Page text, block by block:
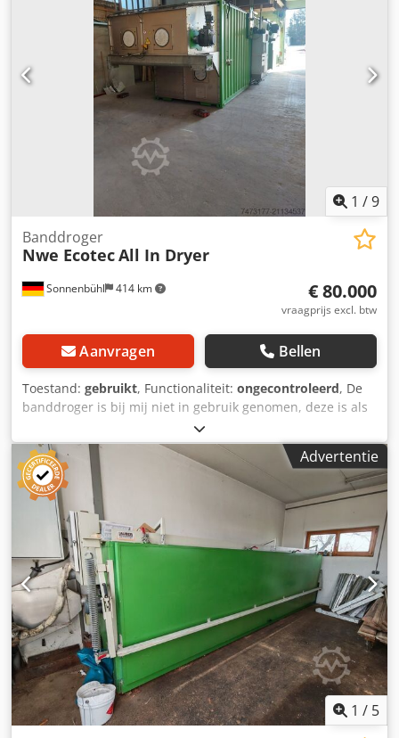
van de hoogte van de werkstukken: 0 mm - 80 mm,
werkhoogte: 950 mm, indeling van de deuren: verticaal,
aantal deuren: 16, aantal rekken: 66, aantal verdiepingen:
4, toegankelijkheid: alle zijden, aantal
verwarmingsregisters: 3. Afmetingen van de machine
(X/Y/Z): ca. 5350 mm / 7550 mm / 6550 mm, afmetingen van
de schakelkast (X/Y/Z): 2500 mm / 500 mm / 2000 mm.
Documentatie is aanwezig. Een bezichtiging ter plaatse is
mogelijk. Dcedjzqu Hkopfx Ah Ssk
1 /9
Sonnenbühl 414 km
Banddroger
Nwe EcotecAll In Dryer
€ 80.000
vraagprijs excl. btw
Aanvragen Bellen
Toestand: gebruikt, Functionaliteit: ongecontroleerd, De
banddroger is bij mij niet in gebruik genomen, deze is als
gebruikt gekocht. Wordt als gebruikt verkocht, zonder
garantie of aansprakelijkheid. Dsdpfx Ahjyf Uhlo Ssck
Rechter schakelkastdeur is beschadigd (scharnieren zijn
uitgetrokken).
Advertentie
1 / 5